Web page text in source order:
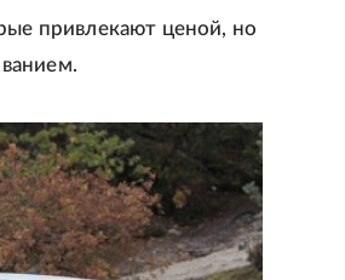
привлекают ценой, но